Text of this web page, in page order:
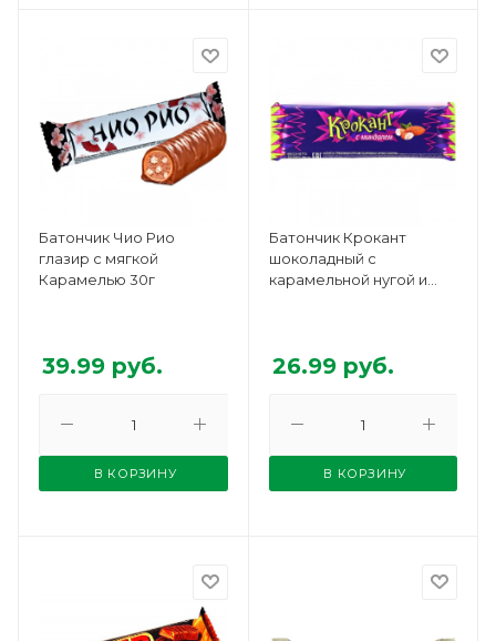
Батончик Чио Рио
глазир с мягкой
Карамелью 30г
39.99 руб.
В КОРЗИНУ
Батончик Крокант
шоколадный с
карамельной нугой и
26.99руб.
В КОРЗИНУ